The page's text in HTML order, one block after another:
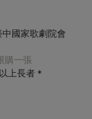
國家歌劇院會
購一張
上長者 ＊